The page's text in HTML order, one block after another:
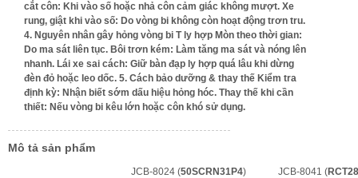
cắt côn: Khi vào số hoặc nhả côn cảm giác không mượt. Xe
rung, giật khi vào số: Do vòng bi không còn hoạt động trơn tru.
4. Nguyên nhân gây hỏng vòng bi T ly hợp Mòn theo thời gian:
Do ma sát liên tục. Bôi trơn kém: Làm tăng ma sát và nóng lên
nhanh. Lái xe sai cách: Giữ bàn đạp ly hợp quá lâu khi dừng
đèn đỏ hoặc leo dốc. 5. Cách bảo dưỡng & thay thế Kiểm tra
định kỳ: Nhận biết sớm dấu hiệu hỏng hóc. Thay thế khi cần
thiết: Nếu vòng bi kêu lớn hoặc côn khó sử dụng.
Mô tả sản phẩm
JCB-8024 (50SCRN31P4)
JCB-8041 (